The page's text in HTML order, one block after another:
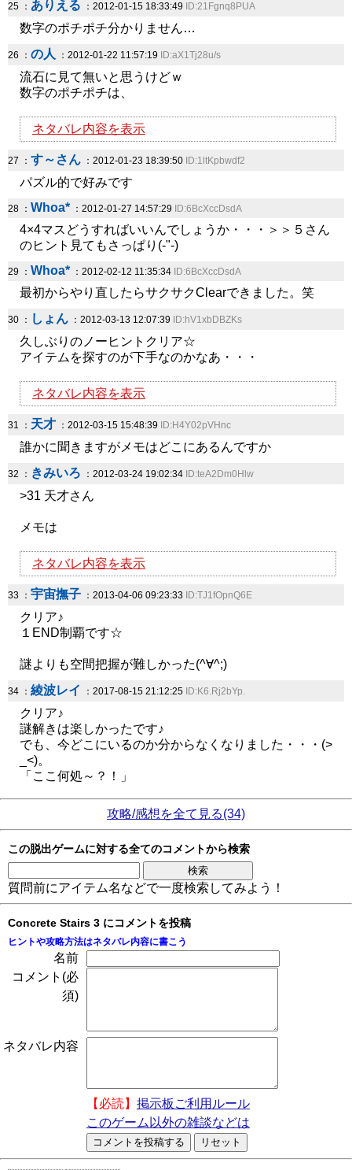
25 ： ありえる ：2012-01-15 18:33:49 ID:21Fgnq8PUA
数字のポチポチ分かりません…
26 ： の人 ：2012-01-22 11:57:19 ID:aX1Tj28u/s
流石に見て無いと思うけどｗ
数字のポチポチは、
ネタバレ内容を表示
27 ： す～さん ：2012-01-23 18:39:50 ID:1ltKpbwdf2
パズル的で好みです
28 ： Whoa* ：2012-01-27 14:57:29 ID:6BcXccDsdA
4×4マスどうすればいいんでしょうか・・・＞＞５さん
のヒント見てもさっぱり(-"-)
29 ： Whoa* ：2012-02-12 11:35:34 ID:6BcXccDsdA
最初からやり直したらサクサクClearできました。笑
30 ： しょん ：2012-03-13 12:07:39 ID:hV1xbDBZKs
久しぶりのノーヒントクリア☆
アイテムを探すのが下手なのかなあ・・・
ネタバレ内容を表示
31 ： 天才 ：2012-03-15 15:48:39 ID:H4Y02pVHnc
誰かに聞きますがメモはどこにあるんですか
32 ： きみいろ ：2012-03-24 19:02:34 ID:teA2Dm0Hlw
>31 天才さん
メモは
ネタバレ内容を表示
33 ： 宇宙撫子 ：2013-04-06 09:23:33 ID:TJ1fOpnQ6E
クリア♪
１END制覇です☆
謎よりも空間把握が難しかった(^∀^;)
34 ： 綾波レイ ：2017-08-15 21:12:25 ID:K6.Rj2bYp.
クリア♪
謎解きは楽しかったです♪
でも、今どこにいるのか分からなくなりました・・・(>
_<)。
「ここ何処～？！」
攻略/感想を全て見る(34)
この脱出ゲームに対する全てのコメントから検索
質問前にアイテム名などで一度検索してみよう！
Concrete Stairs 3 にコメントを投稿
ヒントや攻略方法はネタバレ内容に書こう
名前
コメント(必
須)
ネタバレ内容
【必読】 掲示板ご利用ルール
このゲーム以外の雑談などは